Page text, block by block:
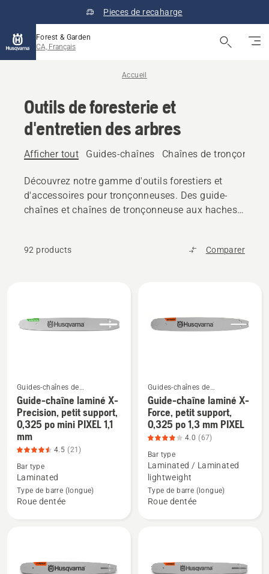
Pieces de recaharge
Forest & Garden
CA, Français
Accueil
Outils de foresterie et
d'entretien des arbres
Afficher tout Guides-chaînes Chaînes de
Découvrez notre gamme d'outils forestiers et
d'accessoires pour tronçonneuses. Des guide-
chaînes et chaînes de tronçonneuse aux haches,
besoin.
92 products Comparer
Voir
plus
de
détails
sur
Guide-
chaîne
laminé
support,
Guides-chaînes de
tronçonneuse
Guide-chaîne laminé X-
Precision, petit support,
0,325 po mini PIXEL 1,1
mm
4.5 (21)
Bar type
Laminated
Type de barre (longue)
Roue dentée
Voir
plus
de
détails
sur
Guide-
chaîne
laminé
support,
Guides-chaînes de
tronçonneuse
Guide-chaîne laminé X-
Force, petit support,
0,325 po 1,3 mm PIXEL
4.0 (67)
Bar type
Laminated / Laminated
lightweight
Type de barre (longue)
Roue dentée